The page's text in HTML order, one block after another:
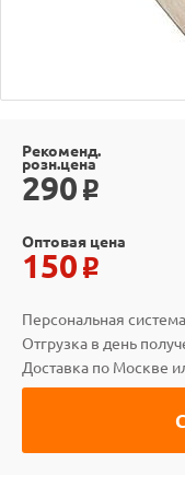
Рекоменд.
розн.цена
290 o
Оптовая цена
150 o
Персональная
Отгрузка в день
Доставка по Москве